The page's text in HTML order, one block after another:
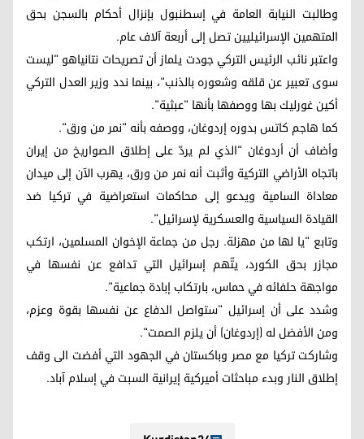
وطالبت النيابة العامة في إسطنبول بإنزال أحكام بالسجن بحق
المتهمين الإسرائيليين تصل إلى أربعة آلاف عام.
واعتبر نائب الرئيس التركي جودت يلماز أن تصريحات نتانياهو "ليست
سوى تعبير عن قلقه وشعوره بالذنب"، بينما ندد وزير العدل التركي
أكين غورليك بها ووصفها بأنها "عبثية".
كما هاجم كاتس بدوره إردوغان، ووصفه بأنه "نمر من ورق".
وأضاف أن أردوغان "الذي لم يردّ على إطلاق الصواريخ من إيران
باتجاه الأراضي التركية وأثبت أنه نمر من ورق، يهرب الآن إلى ميدان
معاداة السامية ويدعو إلى محاكمات استعراضية في تركيا ضد
القيادة السياسية والعسكرية لإسرائيل".
وتابع "يا لها من مهزلة. رجل من جماعة الإخوان المسلمين، ارتكب
مجازر بحق الكورد، يتّهم إسرائيل التي تدافع عن نفسها في
مواجهة حلفائه في حماس، بارتكاب إبادة جماعية".
وشدد على أن إسرائيل "ستواصل الدفاع عن نفسها بقوة وعزم،
ومن الأفضل له (إردوغان) أن يلزم الصمت".
وشاركت تركيا مع مصر وباكستان في الجهود التي أفضت الى وقف
إطلاق النار وبدء مباحثات أميركية إيرانية السبت في إسلام آباد.